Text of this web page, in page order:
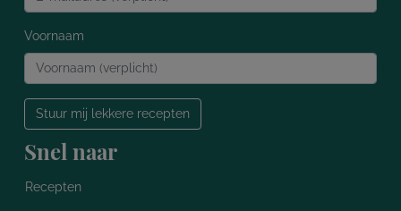
Voornaam
Stuur mij lekkere recepten
Snel naar
Recepten